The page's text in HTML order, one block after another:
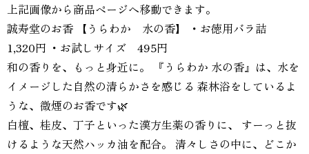
上記画像から商品ページへ移動できます。
誠寿堂のお香 【うらわか 水の香】 ・お徳用バラ詰
1,320円 ・お試しサイズ 495円
和の香りを、もっと身近に。 『うらわか 水の香』は、水を
イメージした自然の清らかさを感じる 森林浴をしているよ
うな、微煙のお香です🌿
白檀、桂皮、丁子といった漢方生薬の香りに、 すーっと抜
けるような天然ハッカ油を配合。 清々しさの中に、どこか